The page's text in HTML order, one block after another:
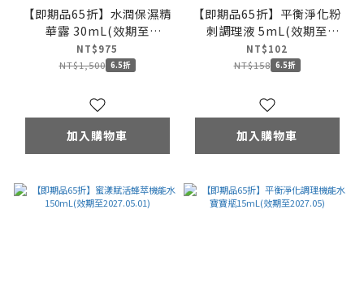
【即期品65折】水潤保濕精
華露 30mL(效期至
2027.06.05)
NT$975
NT$1,500 6.5折
加入購物車
【即期品65折】平衡淨化粉
刺調理液 5mL(效期至
2027.06)
NT$102
NT$158 6.5折
加入購物車